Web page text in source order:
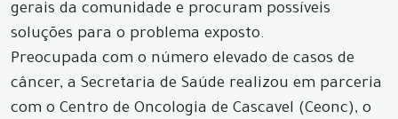
gerais da comunidade e procuram possíveis
soluções para o problema exposto.
Preocupada com o número elevado de casos de
câncer, a Secretaria de Saúde realizou em parceria
com o Centro de Oncologia de Cascavel (Ceonc), o